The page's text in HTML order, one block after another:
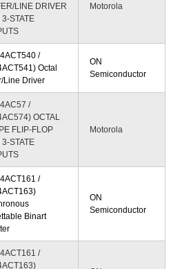
LINE DRIVER
3-STATE
Motorola
/
Octal
Line Driver
ON
Semiconductor
/
OCTAL
FLIP-FLOP
3-STATE
Motorola
/
Binart
ON
Semiconductor
/